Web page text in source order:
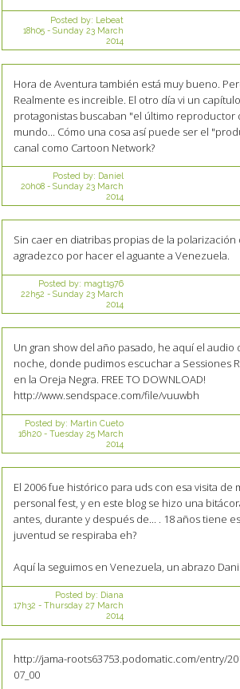
Posted by:
Lebeat
18h05- Sunday 23 March
2014
Hora de Aventura también está muy bueno.
Realmente es increible. El otro día vi un
protagonistas buscaban "el último reproductor
mundo... Cómo una cosa así puede ser el
canal como Cartoon Network?
Posted by: Daniel
20h08- Sunday 23 March
2014
Sin caer en diatribas propias de la polarización
agradezco por hacer el aguante a Venezuela.
Posted by: magt1976
22h52 - Sunday 23 March
2014
Un gran show del año pasado, he aquí el audio
noche, donde pudimos escuchar a Sessiones
en la Oreja Negra. FREE TO DOWNLOAD!
http://www.sendspace.com/file/vuuwbh
Posted by: Martin Cueto
16h20- Tuesday 25 March
2014
El 2006 fue histórico para uds con esa visita de
personal fest, y en este blog se hizo una
antes, durante y después de... . 18 años tiene
juventud se respiraba eh?
Aquí la seguimos en Venezuela, un abrazo
Posted by: Diana
17h32 - Thursday 27 March
2014
http://jama-roots63753.podomatic.com/entry/
07_00